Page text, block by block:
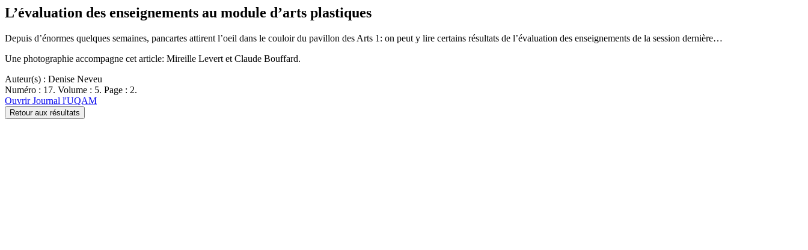
L’évaluation des enseignements au module d’arts plastiques
Depuis d’énormes quelques semaines, pancartes attirent l’oeil dans le couloir du pavillon des Arts 1: on peut y lire certains résultats de l’évaluation des enseignements de la session dernière…
Une photographie accompagne cet article: Mireille Levert et Claude Bouffard.
Auteur(s) : Denise Neveu
Numéro : 17. Volume : 5. Page : 2.
Ouvrir Journal l'UQAM
Retour aux résultats